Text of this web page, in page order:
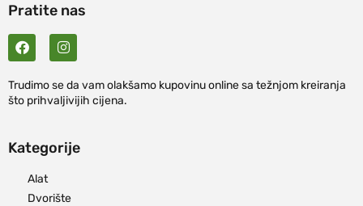
Pratite nas
Trudimo se da vam olakšamo kupovinu online sa težnjom kreiranja
što prihvaljivijih cijena.
Kategorije
Alat
Dvorište